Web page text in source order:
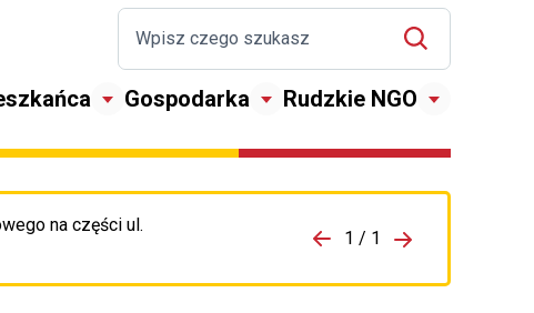
Gospodarka Rudzkie NGO
na części ul.
Przejdź do porzpedniego komunikatu 1 / 1
Przejdź do